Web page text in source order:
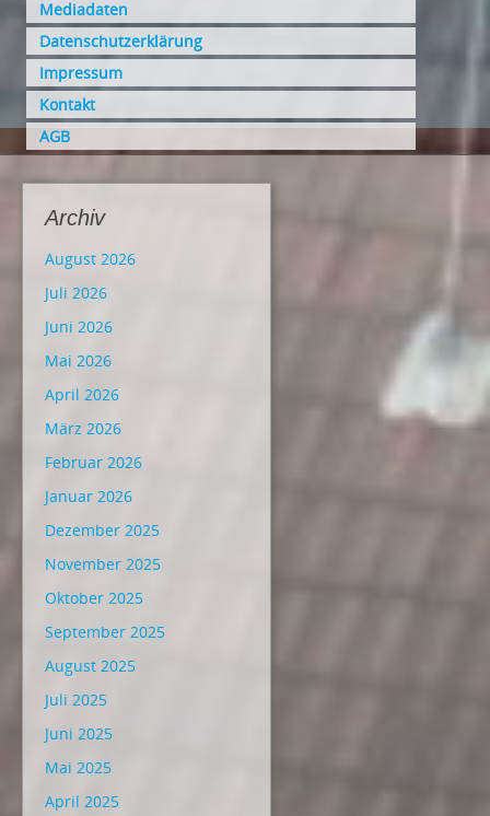
Mediadaten
Datenschutzerklärung
Impressum
Kontakt
AGB
Archiv
August 2026
Juli 2026
Juni 2026
Mai 2026
April 2026
März 2026
Februar 2026
Januar 2026
Dezember 2025
November 2025
Oktober 2025
September 2025
August 2025
Juli 2025
Juni 2025
Mai 2025
April 2025